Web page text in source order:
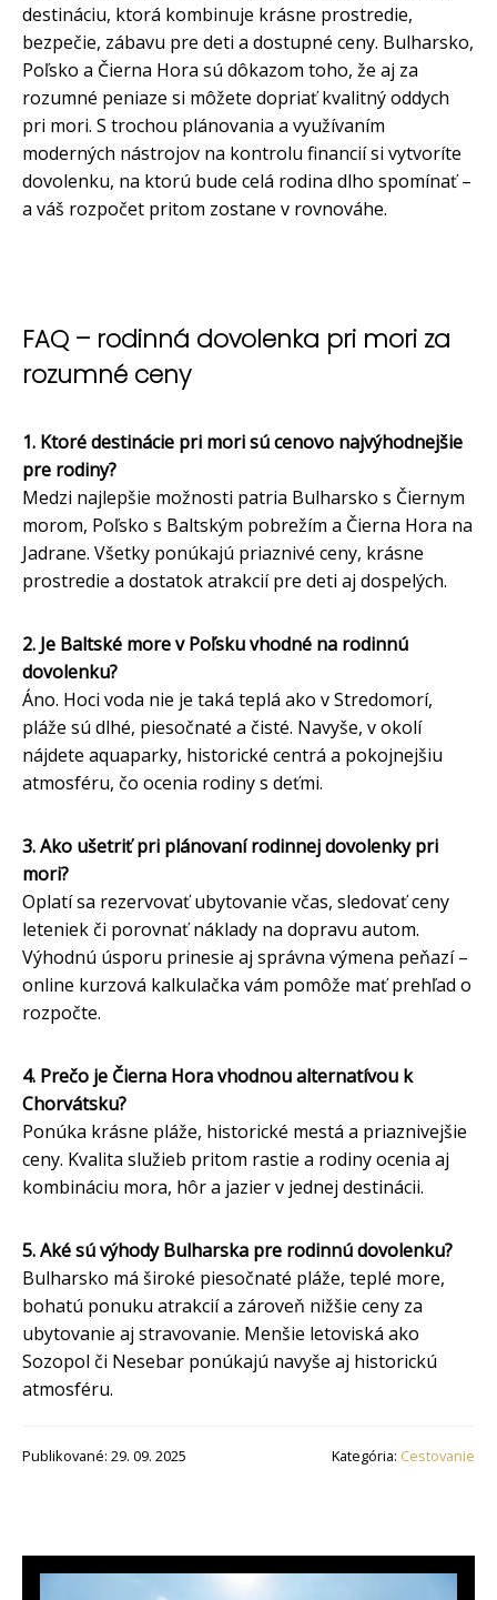
destináciu, ktorá kombinuje krásne prostredie,
bezpečie, zábavu pre deti a dostupné ceny. Bulharsko,
Poľsko a Čierna Hora sú dôkazom toho, že aj za
rozumné peniaze si môžete dopriať kvalitný oddych
pri mori. S trochou plánovania a využívaním
moderných nástrojov na kontrolu financií si vytvoríte
dovolenku, na ktorú bude celá rodina dlho spomínať –
a váš rozpočet pritom zostane v rovnováhe.
FAQ – rodinná dovolenka pri mori za
rozumné ceny
1. Ktoré destinácie pri mori sú cenovo najvýhodnejšie
pre rodiny?
Medzi najlepšie možnosti patria Bulharsko s Čiernym
morom, Poľsko s Baltským pobrežím a Čierna Hora na
Jadrane. Všetky ponúkajú priaznivé ceny, krásne
prostredie a dostatok atrakcií pre deti aj dospelých.
2. Je Baltské more v Poľsku vhodné na rodinnú
dovolenku?
Áno. Hoci voda nie je taká teplá ako v Stredomorí,
pláže sú dlhé, piesočnaté a čisté. Navyše, v okolí
nájdete aquaparky, historické centrá a pokojnejšiu
atmosféru, čo ocenia rodiny s deťmi.
3. Ako ušetriť pri plánovaní rodinnej dovolenky pri
mori?
Oplatí sa rezervovať ubytovanie včas, sledovať ceny
leteniek či porovnať náklady na dopravu autom.
Výhodnú úsporu prinesie aj správna výmena peňazí –
online kurzová kalkulačka vám pomôže mať prehľad o
rozpočte.
4. Prečo je Čierna Hora vhodnou alternatívou k
Chorvátsku?
Ponúka krásne pláže, historické mestá a priaznivejšie
ceny. Kvalita služieb pritom rastie a rodiny ocenia aj
kombináciu mora, hôr a jazier v jednej destinácii.
5. Aké sú výhody Bulharska pre rodinnú dovolenku?
Bulharsko má široké piesočnaté pláže, teplé more,
bohatú ponuku atrakcií a zároveň nižšie ceny za
ubytovanie aj stravovanie. Menšie letoviská ako
Sozopol či Nesebar ponúkajú navyše aj historickú
atmosféru.
Publikované: 29. 09. 2025 Kategória: Cestovanie